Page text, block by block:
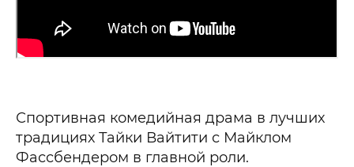
Спортивная комедийная драма в лучших
традициях Тайки Вайтити с Майклом
Фассбендером в главной роли.